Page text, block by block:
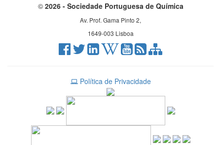
© 2026 - Sociedade Portuguesa de Química
Av. Prof. Gama Pinto 2,
1649-003 Lisboa
Política de Privacidade